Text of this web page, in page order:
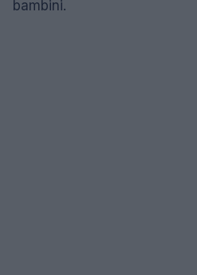
bambini.